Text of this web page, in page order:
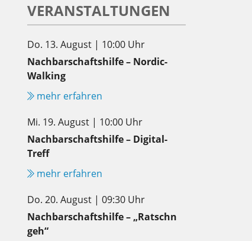
VERANSTALTUNGEN
Do. 13. August | 10:00 Uhr
Nachbarschaftshilfe – Nordic-
Walking
mehr erfahren
Mi. 19. August | 10:00 Uhr
Nachbarschaftshilfe – Digital-
Treff
mehr erfahren
Do. 20. August | 09:30 Uhr
Nachbarschaftshilfe – „Ratschn
geh“